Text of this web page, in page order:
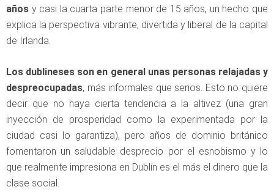
años y casi la cuarta parte menor de 15 años, un hecho que
explica la perspectiva vibrante, divertida y liberal de la capital
de Irlanda.
Los dublineses son en general unas personas relajadas y
despreocupadas, más informales que serios. Esto no quiere
decir que no haya cierta tendencia a la altivez (una gran
inyección de prosperidad como la experimentada por la
ciudad casi lo garantiza), pero años de dominio británico
fomentaron un saludable desprecio por el esnobismo y lo
que realmente impresiona en Dublín es el más el dinero que la
clase social.